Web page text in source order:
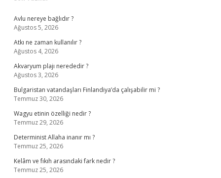
Avlu nereye bağlıdır ?
Ağustos 5, 2026
Atkı ne zaman kullanılır ?
Ağustos 4, 2026
Akvaryum plajı nerededir ?
Ağustos 3, 2026
Bulgaristan vatandaşları Finlandiya’da çalışabilir mi ?
Temmuz 30, 2026
Wagyu etinin özelliği nedir ?
Temmuz 29, 2026
Determinist Allaha inanır mı ?
Temmuz 25, 2026
Kelâm ve fıkıh arasındaki fark nedir ?
Temmuz 25, 2026